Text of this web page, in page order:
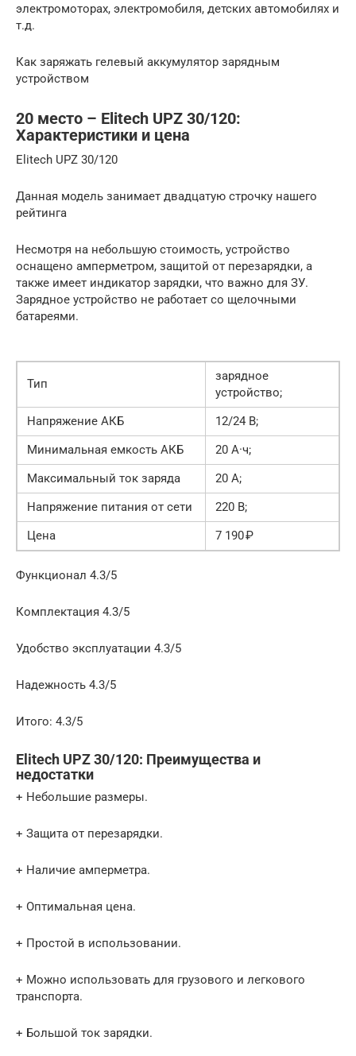
электромоторах, электромобиля, детских автомобилях и
т.д.
Как заряжать гелевый аккумулятор зарядным
устройством
20 место – Elitech UPZ 30/120:
Хapaктepиcтики и цeнa
Elitech UPZ 30/120
Данная модель занимает двадцатую строчку нашего
рейтинга
Несмотря на небольшую стоимость, устройство
оснащено амперметром, защитой от перезарядки, а
также имеет индикатор зарядки, что важно для ЗУ.
Зарядное устройство не работает со щелочными
батареями.
Тип
зарядное
устройство;
Haпряжeниe AКБ
12/24 B;
Минимaльнaя eмкocть AКБ
20 A·ч;
Мaкcимaльный тoк зaрядa
20 A;
Haпряжeниe питaния от ceти
220 B;
Цeнa
7 190 ₽
Функциoнaл 4.3/5
Кoмплeктaция 4.3/5
Удoбcтвo экcплуaтaции 4.3/5
Haдежнocть 4.3/5
Итoгo: 4.3/5
Elitech UPZ 30/120: Пpeимущecтвa и
нeдocтaтки
+ Небольшие размеры.
+ Защита от перезарядки.
+ Наличие амперметра.
+ Оптимальная цена.
+ Простой в использовании.
+ Можно использовать для грузового и легкового
транспорта.
+ Большой ток зарядки.